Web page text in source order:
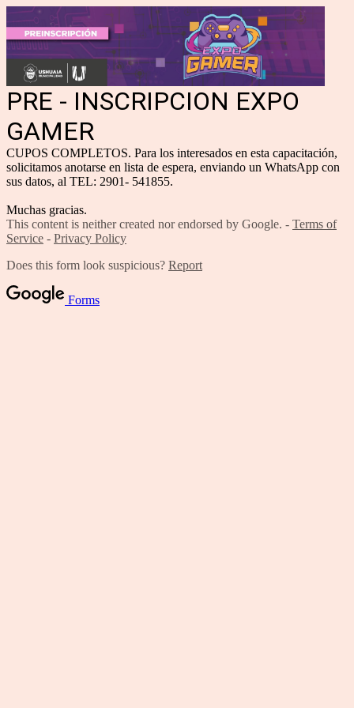
PRE - INSCRIPCION EXPO
GAMER
CUPOS COMPLETOS. Para los interesados en esta capacitación,
solicitamos anotarse en lista de espera, enviando un WhatsApp con
sus datos, al TEL: 2901- 541855.
Muchas gracias.
This content is neither created nor endorsed by Google. - Terms of
Service - Privacy Policy
Does this form look suspicious? Report
Forms